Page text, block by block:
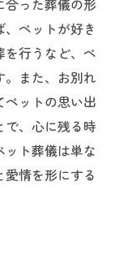
合った葬儀の形
ペットが好き
を行うなど、ペ
。また、お別れ
ットの思い出
で、心に残る時
ト葬儀は単な
情を形にする